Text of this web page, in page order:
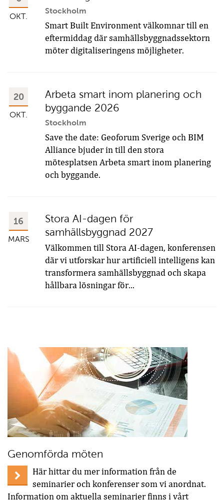
OKT.
Stockholm
Smart Built Environment välkomnar till en
eftermiddag där samhällsbyggnadssektorn
möter digitaliseringens möjligheter.
20
OKT.
Arbeta smart inom planering och
byggande 2026
Stockholm
Save the date: Geoforum Sverige och BIM
Alliance bjuder in till den stora
mötesplatsen Arbeta smart inom planering
och byggande.
16
MARS
Stora AI-dagen för
samhällsbyggnad 2027
Välkommen till Stora AI-dagen, konferensen
där vi utforskar hur artificiell intelligens kan
transformera samhällsbyggnad och skapa
hållbara lösningar för...
Genomförda möten
Här hittar du mer information från de
seminarier och konferenser som vi anordnat.
Information om aktuella seminarier finns i vårt